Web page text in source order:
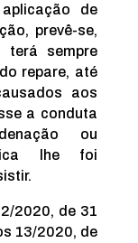
de
prevê-se,
terá sempre
repare, até
aos
a conduta
ou
lhe foi
2020, de 31
13/2020, de